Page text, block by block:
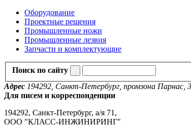
Оборудование
Проектные решения
Промышленные ножи
Промышленные лезвия
Запчасти и комплектующие
Поиск по сайту
Адрес 194292, Санкт-Петербург, промзона Парнас,
Для писем и корреспонденции
194292, Санкт-Петербург, а/я 71,
ООО "КЛАСС-ИНЖИНИРИНГ"